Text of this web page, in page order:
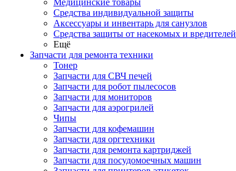
Медицинские товары
Средства индивидуальной защиты
Аксессуары и инвентарь для санузлов
Средства защиты от насекомых и вредителей
Ещё
Запчасти для ремонта техники
Тонер
Запчасти для СВЧ печей
Запчасти для робот пылесосов
Запчасти для мониторов
Запчасти для аэрогрилей
Чипы
Запчасти для кофемашин
Запчасти для оргтехники
Запчасти для ремонта картриджей
Запчасти для посудомоечных машин